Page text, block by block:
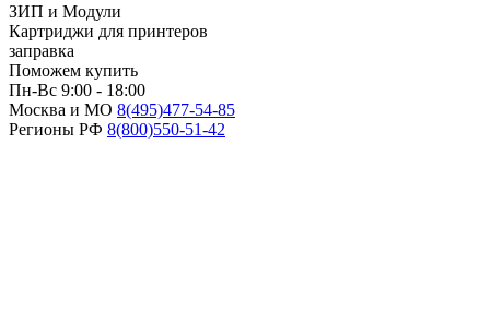
ЗИП и Модули
Картриджи для принтеров
заправка
Поможем купить
Пн-Вс 9:00 - 18:00
Москва и МО 8(495)477-54-85
Регионы РФ 8(800)550-51-42